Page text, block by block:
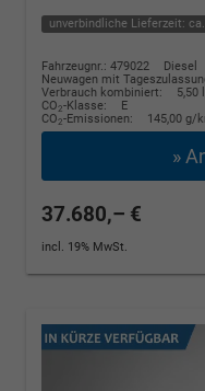
unverbindliche Lieferzeit:
Fahrzeugnr.: 479022
Diesel
Neuwagen mit
Verbrauch kombiniert:
5,50
CO2-Klasse:
E
CO2-Emissionen: 145,00 g/
»
37.680,– €
incl. 19% MwSt.